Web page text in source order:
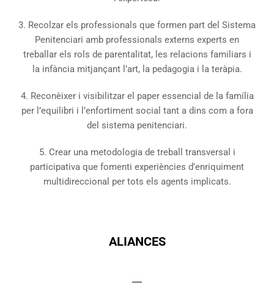
3. Recolzar els professionals que formen part del Sistema
Penitenciari amb professionals externs experts en
treballar els rols de parentalitat, les relacions familiars i
la infància mitjançant l’art, la pedagogia i la teràpia.
4. Reconèixer i visibilitzar el paper essencial de la família
per l’equilibri i l’enfortiment social tant a dins com a fora
del sistema penitenciari.
5. Crear una metodologia de treball transversal i
participativa que fomenti experiències d’enriquiment
multidireccional per tots els agents implicats.
ALIANCES